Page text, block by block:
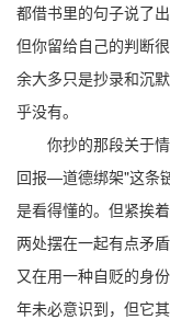
都借书里的句子说了
但你留给自己的判断
余大多只是抄录和沉
乎没有。
你抄的那段关于
回报—道德绑架"这条
是看得懂的。但紧挨
两处摆在一起有点矛
又在用一种自贬的身
年未必意识到，但它